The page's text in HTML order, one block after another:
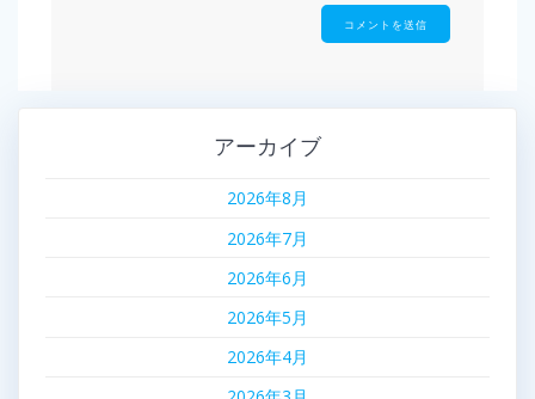
アーカイブ
2026年8月
2026年7月
2026年6月
2026年5月
2026年4月